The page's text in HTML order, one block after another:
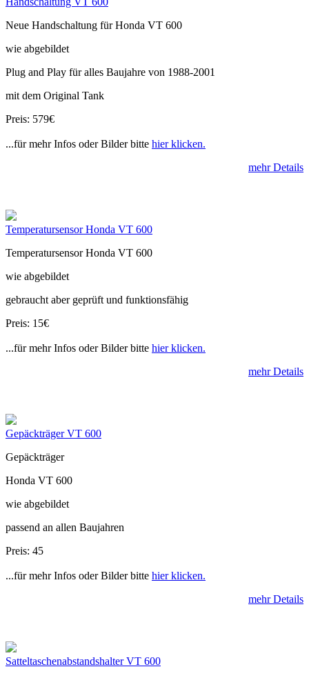
Neue Handschaltung für Honda VT 600
wie abgebildet
Plug and Play für alles Baujahre von 1988-2001
mit dem Original Tank
Preis: 579€
...für mehr Infos oder Bilder bitte hier klicken.
mehr Details
Temperatursensor Honda VT 600
Temperatursensor Honda VT 600
wie abgebildet
gebraucht aber geprüft und funktionsfähig
Preis: 15€
...für mehr Infos oder Bilder bitte hier klicken.
mehr Details
Gepäckträger VT 600
Gepäckträger
Honda VT 600
wie abgebildet
passend an allen Baujahren
Preis: 45
...für mehr Infos oder Bilder bitte hier klicken.
mehr Details
Satteltaschenabstandshalter VT 600